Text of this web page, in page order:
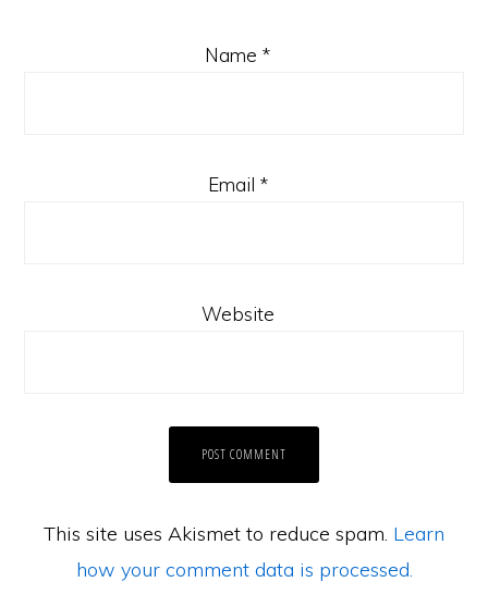
Name *
Email *
Website
This site uses Akismet to reduce spam. Learn
how your comment data is processed.